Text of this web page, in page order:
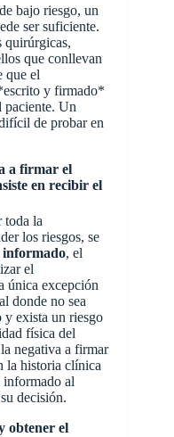
bajo riesgo, un
ser suficiente.
quirúrgicas,
que conllevan
que el
y firmado*
paciente. Un
de probar en
a firmar el
en recibir el
toda la
los riesgos, se
informado, el
el
única excepción
donde no sea
y exista un riesgo
física del
negativa a firmar
la historia clínica
informado al
decisión.
obtener el